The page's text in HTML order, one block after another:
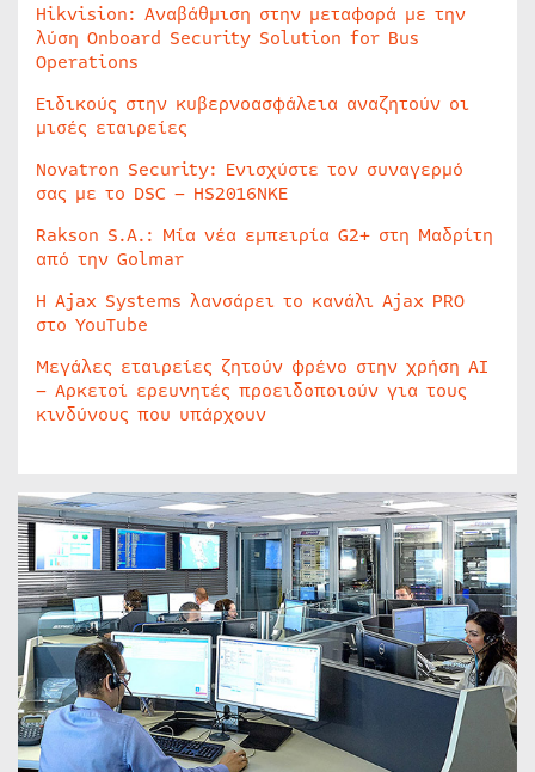
Hikvision: Αναβάθμιση στην μεταφορά με την
λύση Onboard Security Solution for Bus
Operations
Ειδικούς στην κυβερνοασφάλεια αναζητούν οι
μισές εταιρείες
Novatron Security: Ενισχύστε τον συναγερμό
σας με το DSC – HS2016NKE
Rakson S.A.: Μία νέα εμπειρία G2+ στη Μαδρίτη
από την Golmar
Η Ajax Systems λανσάρει το κανάλι Ajax PRO
στο YouTube
Μεγάλες εταιρείες ζητούν φρένο στην χρήση AI
– Αρκετοί ερευνητές προειδοποιούν για τους
κινδύνους που υπάρχουν